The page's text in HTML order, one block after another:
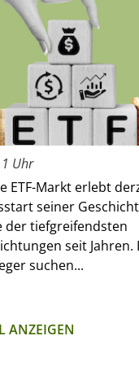
Uhr
ETF-Markt erlebt
seiner
der tiefgreifendsten
seit
suchen...
ANZEIGEN